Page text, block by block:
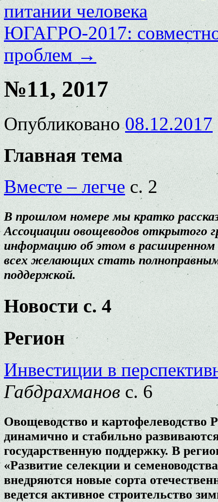
питании человека
ЮГАГРО-2017:
проблем→
№11, 2017
Опубликовано 08.12.2017
Главная тема
Вместе – легчес. 2
В прошлом номере мы кратко
Ассоциации овощеводов открытого
информацию об этом в расширенном
всех желающих стать
поддержкой.
Новости с. 4
Регион
Инвестиции в
Габдрахмановс. 6
Овощеводство и картофелеводство
динамично и стабильно
государственную поддержку. В
«Развитие селекции и
внедряются новые сорта
ведется активное строительство